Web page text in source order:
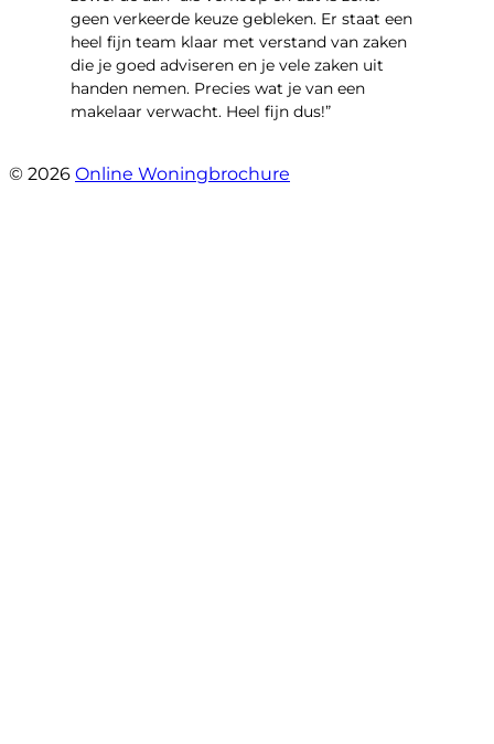
geen verkeerde keuze gebleken. Er staat een
heel fijn team klaar met verstand van zaken
die je goed adviseren en je vele zaken uit
handen nemen. Precies wat je van een
makelaar verwacht. Heel fijn dus!”
© 2026 Online Woningbrochure